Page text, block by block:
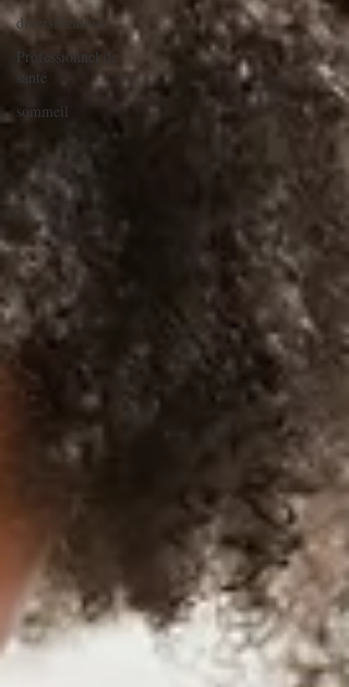
diversification
Professionnel de
santé
sommeil